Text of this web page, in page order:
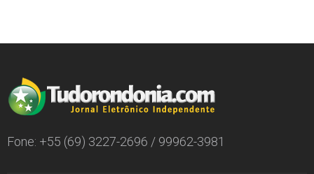
Fone: +55 (69) 3227-2696 / 99962-3981